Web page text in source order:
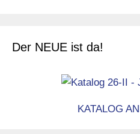
Der NEUE ist da!
KATALOG